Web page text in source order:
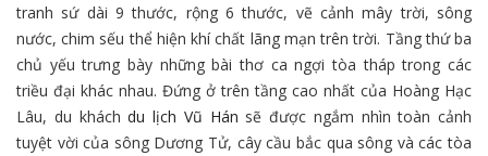
tranh sứ dài 9 thước, rộng 6 thước, vẽ cảnh mây trời, sông
nước, chim sếu thể hiện khí chất lãng mạn trên trời. Tầng thứ ba
chủ yếu trưng bày những bài thơ ca ngợi tòa tháp trong các
triều đại khác nhau. Đứng ở trên tầng cao nhất của Hoàng Hạc
Lâu, du kháchdu lịch Vũ Hán sẽ được ngắm nhìn toàn cảnh
tuyệt vời của sông Dương Tử, cây cầu bắc qua sông và các tòa